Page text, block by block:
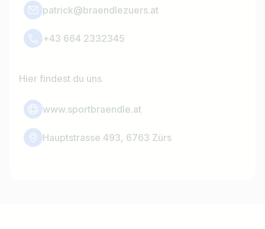
patrick@braendlezuers.at
+43 664 2332345
Hier findest du uns
www.sportbraendle.at
Hauptstrasse 493, 6763 Zürs